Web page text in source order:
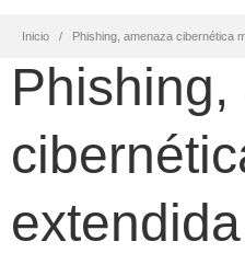
Inicio Phishing, amenaza cibernética